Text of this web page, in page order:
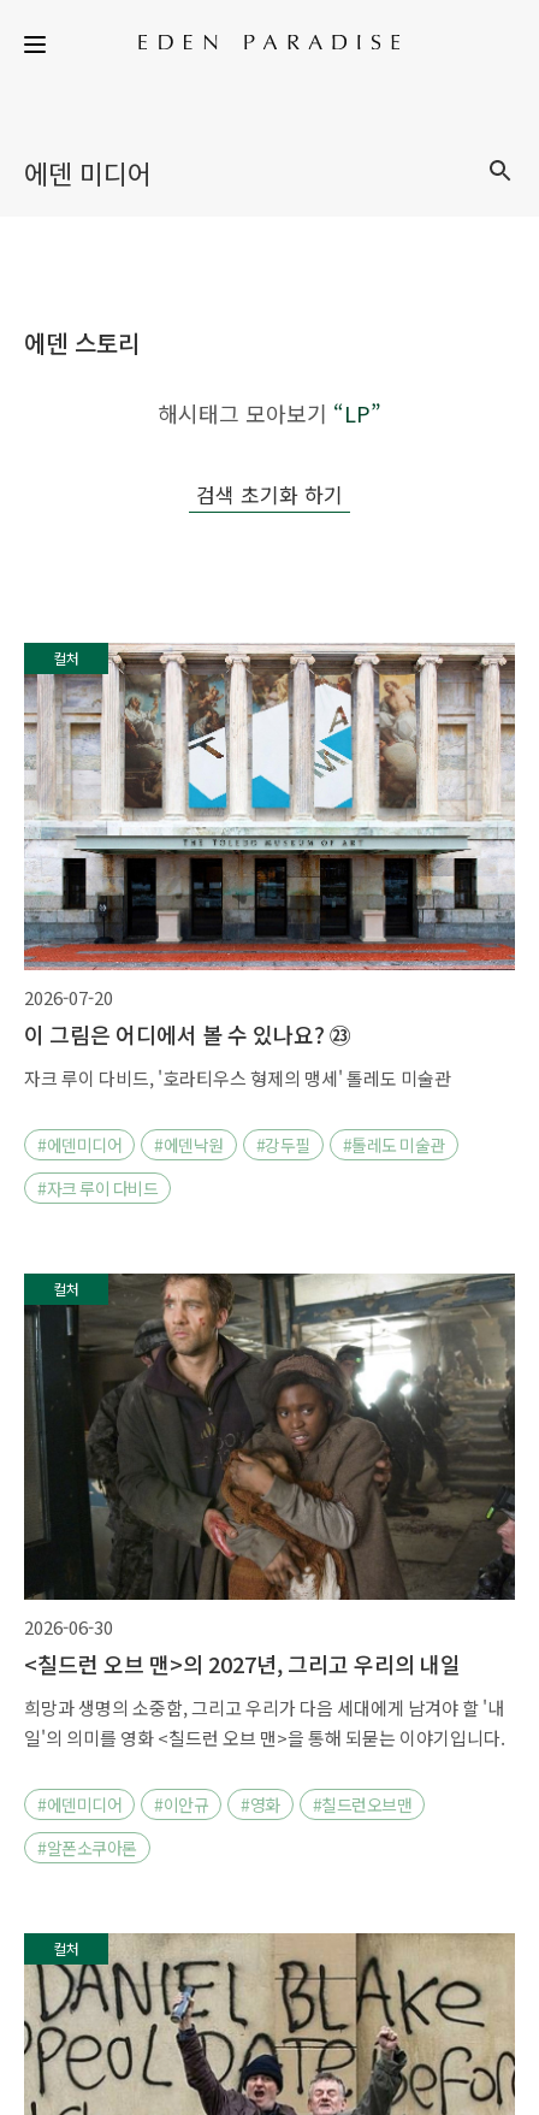
에덴 미디어
에덴 스토리
해시태그 모아보기 “LP”
검색 초기화 하기
컬처
2026-07-20
이 그림은 어디에서 볼 수 있나요? ㉓
자크 루이 다비드, '호라티우스 형제의 맹세' 톨레도 미술관
#에덴미디어 #에덴낙원 #강두필
#톨레도 미술관
#자크 루이 다비드
컬처
2026-06-30
<칠드런 오브 맨>의 2027년, 그리고 우리의 내일
희망과 생명의 소중함, 그리고 우리가 다음 세대에게 남겨야 할 '내
일'의 의미를 영화 <칠드런 오브 맨>을 통해 되묻는 이야기입니다.
#에덴미디어 #이안규 #영화
#칠드런오브맨
#알폰소쿠아론
컬처